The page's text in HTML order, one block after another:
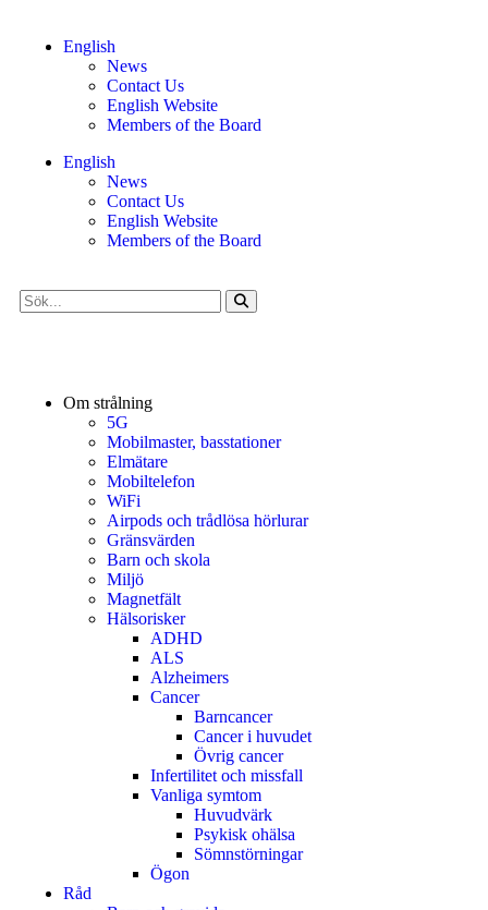
English
News
Contact Us
English Website
Members of the Board
English
News
Contact Us
English Website
Members of the Board
Om strålning
5G
Mobilmaster, basstationer
Elmätare
Mobiltelefon
WiFi
Airpods och trådlösa hörlurar
Gränsvärden
Barn och skola
Miljö
Magnetfält
Hälsorisker
ADHD
ALS
Alzheimers
Cancer
Barncancer
Cancer i huvudet
Övrig cancer
Infertilitet och missfall
Vanliga symtom
Huvudvärk
Psykisk ohälsa
Sömnstörningar
Ögon
Råd